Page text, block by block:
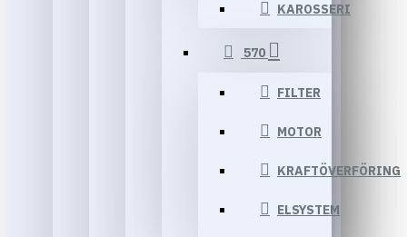
KAROSSERI
570
FILTER
MOTOR
KRAFTÖVERFÖRING
ELSYSTEM